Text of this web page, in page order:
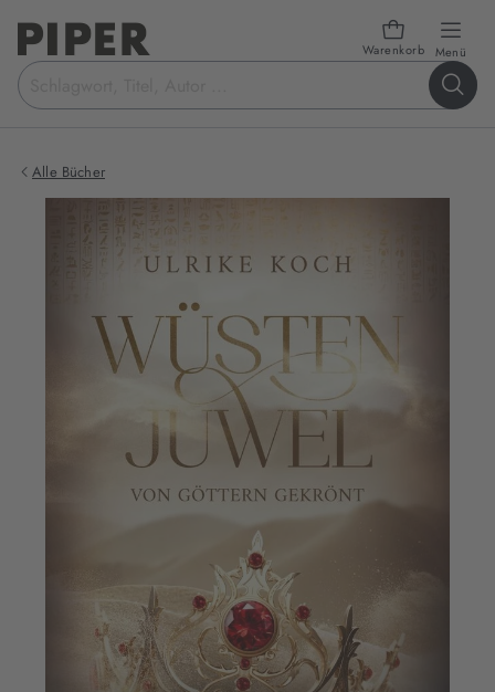
Warenkorb Menü
Suchbegriff
eingeben
Alle Bücher
Produktbilder
Buch